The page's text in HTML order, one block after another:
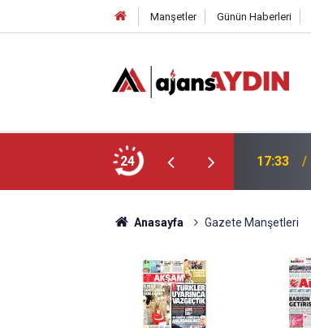
Manşetler Günün Haberleri
24
bambi çıkarıldı 17:33
Anasayfa Gazete Manşetleri